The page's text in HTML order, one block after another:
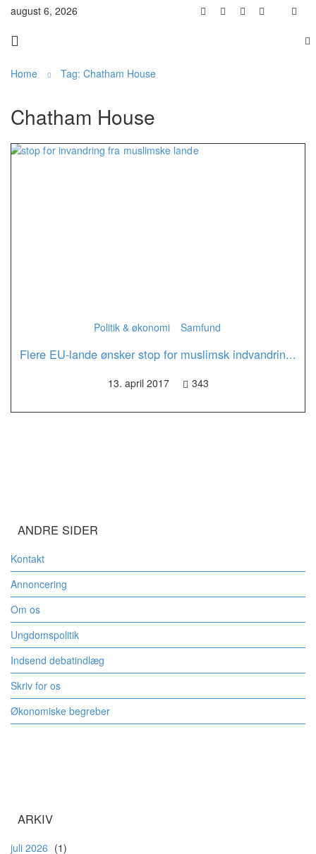
august 6, 2026
Home Tag: Chatham House
Chatham House
Politik & økonomi Samfund
Flere EU-lande ønsker stop for muslimsk indvandrin...
13. april 2017 343
ANDRE SIDER
Kontakt
Annoncering
Om os
Ungdomspolitik
Indsend debatindlæg
Skriv for os
Økonomiske begreber
ARKIV
juli 2026 (1)